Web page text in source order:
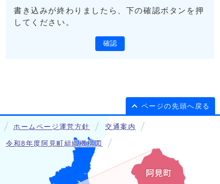
書き込みが終わりましたら、下の確認ボタンを押
してください。
確認
ページの先頭へ戻る
ホームページ運営方針 交通案内
令和8年度阿見町組織機構図